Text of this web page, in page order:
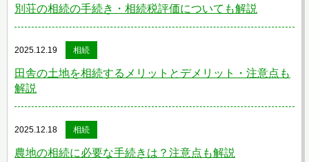
別荘の相続の手続き・相続税評価についても解説
2025.12.19 相続
田舎の土地を相続するメリットとデメリット・注意点も
解説
2025.12.18 相続
農地の相続に必要な手続きは？注意点も解説